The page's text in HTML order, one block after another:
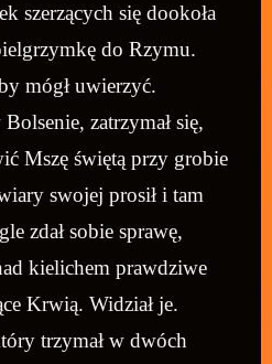
szerzących się dookoła
do Rzymu.
mógł uwierzyć.
zatrzymał się,
Mszę świętą przy grobie
swojej prosił i tam
zdał sobie sprawę,
kielichem prawdziwe
Krwią. Widział je.
trzymał w dwóch